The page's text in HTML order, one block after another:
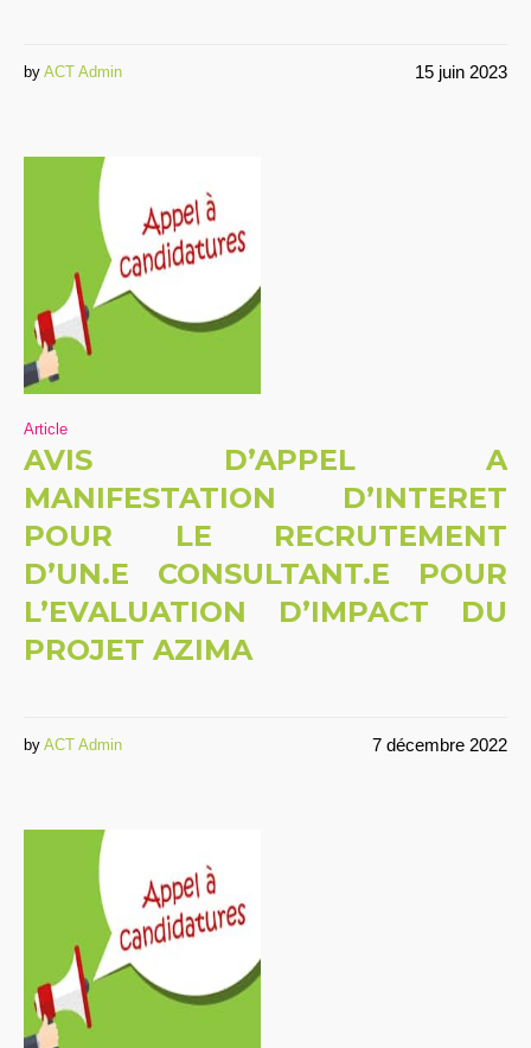
15 juin 2023
by ACT Admin
Article
AVIS D’APPEL A
MANIFESTATION D’INTERET
POUR LE RECRUTEMENT
D’UN.E CONSULTANT.E POUR
L’EVALUATION D’IMPACT DU
PROJET AZIMA
7 décembre 2022
by ACT Admin